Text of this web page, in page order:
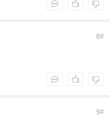
8#
9#